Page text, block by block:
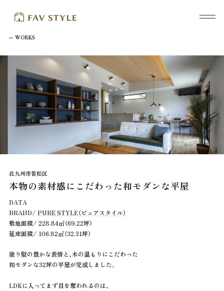
WORKS
北九州市若松区
本物の素材感にこだわった和モダンな平屋
DATA
BRAND/ PURE STYLE（ピュアスタイル）
敷地面積/ 228.84㎡（69.22坪）
延床面積/ 106.82㎡（32.31坪）
塗り壁の豊かな表情と、木の温もりにこだわった
和モダンな32坪の平屋が完成しました。
LDKに入ってまず目を奪われるのは、